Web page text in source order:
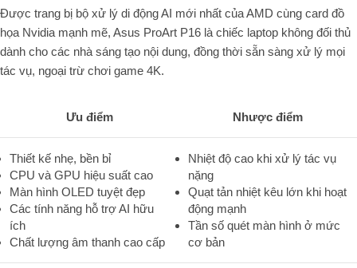
Được trang bị bộ xử lý di động AI mới nhất của AMD cùng card đồ
họa Nvidia mạnh mẽ, Asus ProArt P16 là chiếc laptop không đối thủ
dành cho các nhà sáng tạo nội dung, đồng thời sẵn sàng xử lý mọi
tác vụ, ngoại trừ chơi game 4K.
Ưu điểm Nhược điểm
Thiết kế nhẹ, bền bỉ
CPU và GPU hiệu suất cao
Màn hình OLED tuyệt đẹp
Các tính năng hỗ trợ AI hữu
ích
Chất lượng âm thanh cao cấp
Nhiệt độ cao khi xử lý tác vụ
nặng
Quạt tản nhiệt kêu lớn khi hoạt
động mạnh
Tần số quét màn hình ở mức
cơ bản